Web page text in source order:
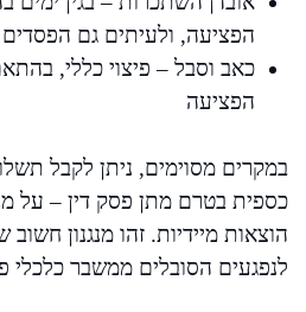
הפציעה, ולעיתים גם הפסדים
כאב וסבל – פיצוי כללי,
הפציעה
במקרים מסוימים, ניתן לקבל
כספית בטרם מתן פסק דין – על
הוצאות מיידיות. זהו מנגנון
לנפגעים הסובלים ממשבר כלכלי